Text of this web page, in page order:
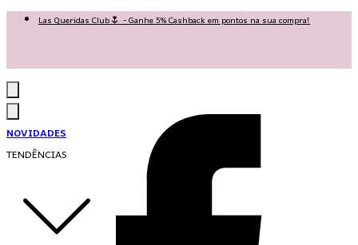
Las Queridas Club🌷 - Ganhe 5% Cashback em pontos na sua compra!
NOVIDADES
TENDÊNCIAS